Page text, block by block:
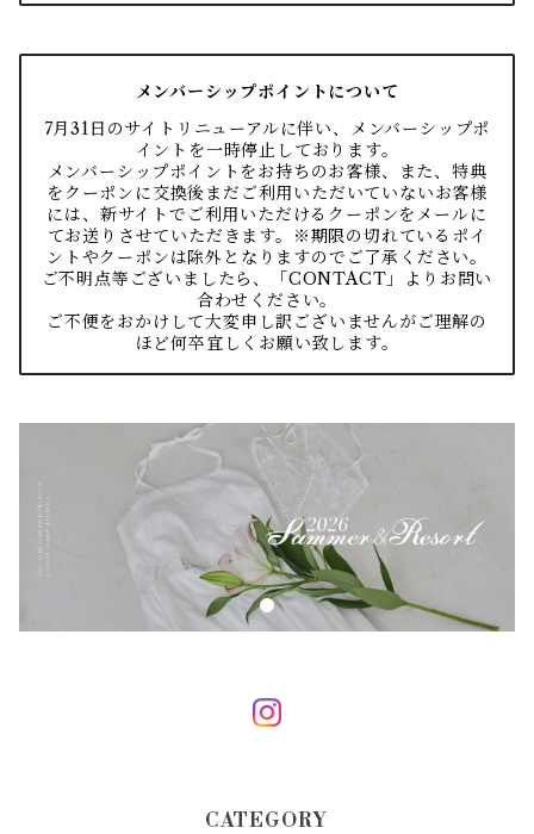
メンバーシップポイントについて
7月31日のサイトリニューアルに伴い、メンバーシップポ
イントを一時停止しております。
メンバーシップポイントをお持ちのお客様、また、特典
をクーポンに交換後まだご利用いただいていないお客様
には、新サイトでご利用いただけるクーポンをメールに
てお送りさせていただきます。※期限の切れているポイ
ントやクーポンは除外となりますのでご了承ください。
ご不明点等ございましたら、「CONTACT」よりお問い
合わせください。
ご不便をおかけして大変申し訳ございませんがご理解の
ほど何卒宜しくお願い致します。
CATEGORY